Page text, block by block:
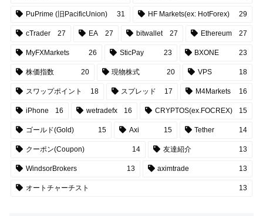
PuPrime (旧PacificUnion) 31 HF Markets(ex: HotForex) 29
cTrader 27 EA 27 bitwallet 27 Ethereum 27
MyFXMarkets 26 SticPay 23 BXONE 23
株価指数 20 現物株式 20 VPS 18
スワップポイント 18 スプレッド 17 M4Markets 16
iPhone 16 wetradefx 16 CRYPTOS(ex.FOCREX) 15
ゴールド(Gold) 15 Axi 15 Tether 14
クーポン(Coupon) 14 友達紹介 13
WindsorBrokers 13 aximtrade 13
オートチャーチスト 13